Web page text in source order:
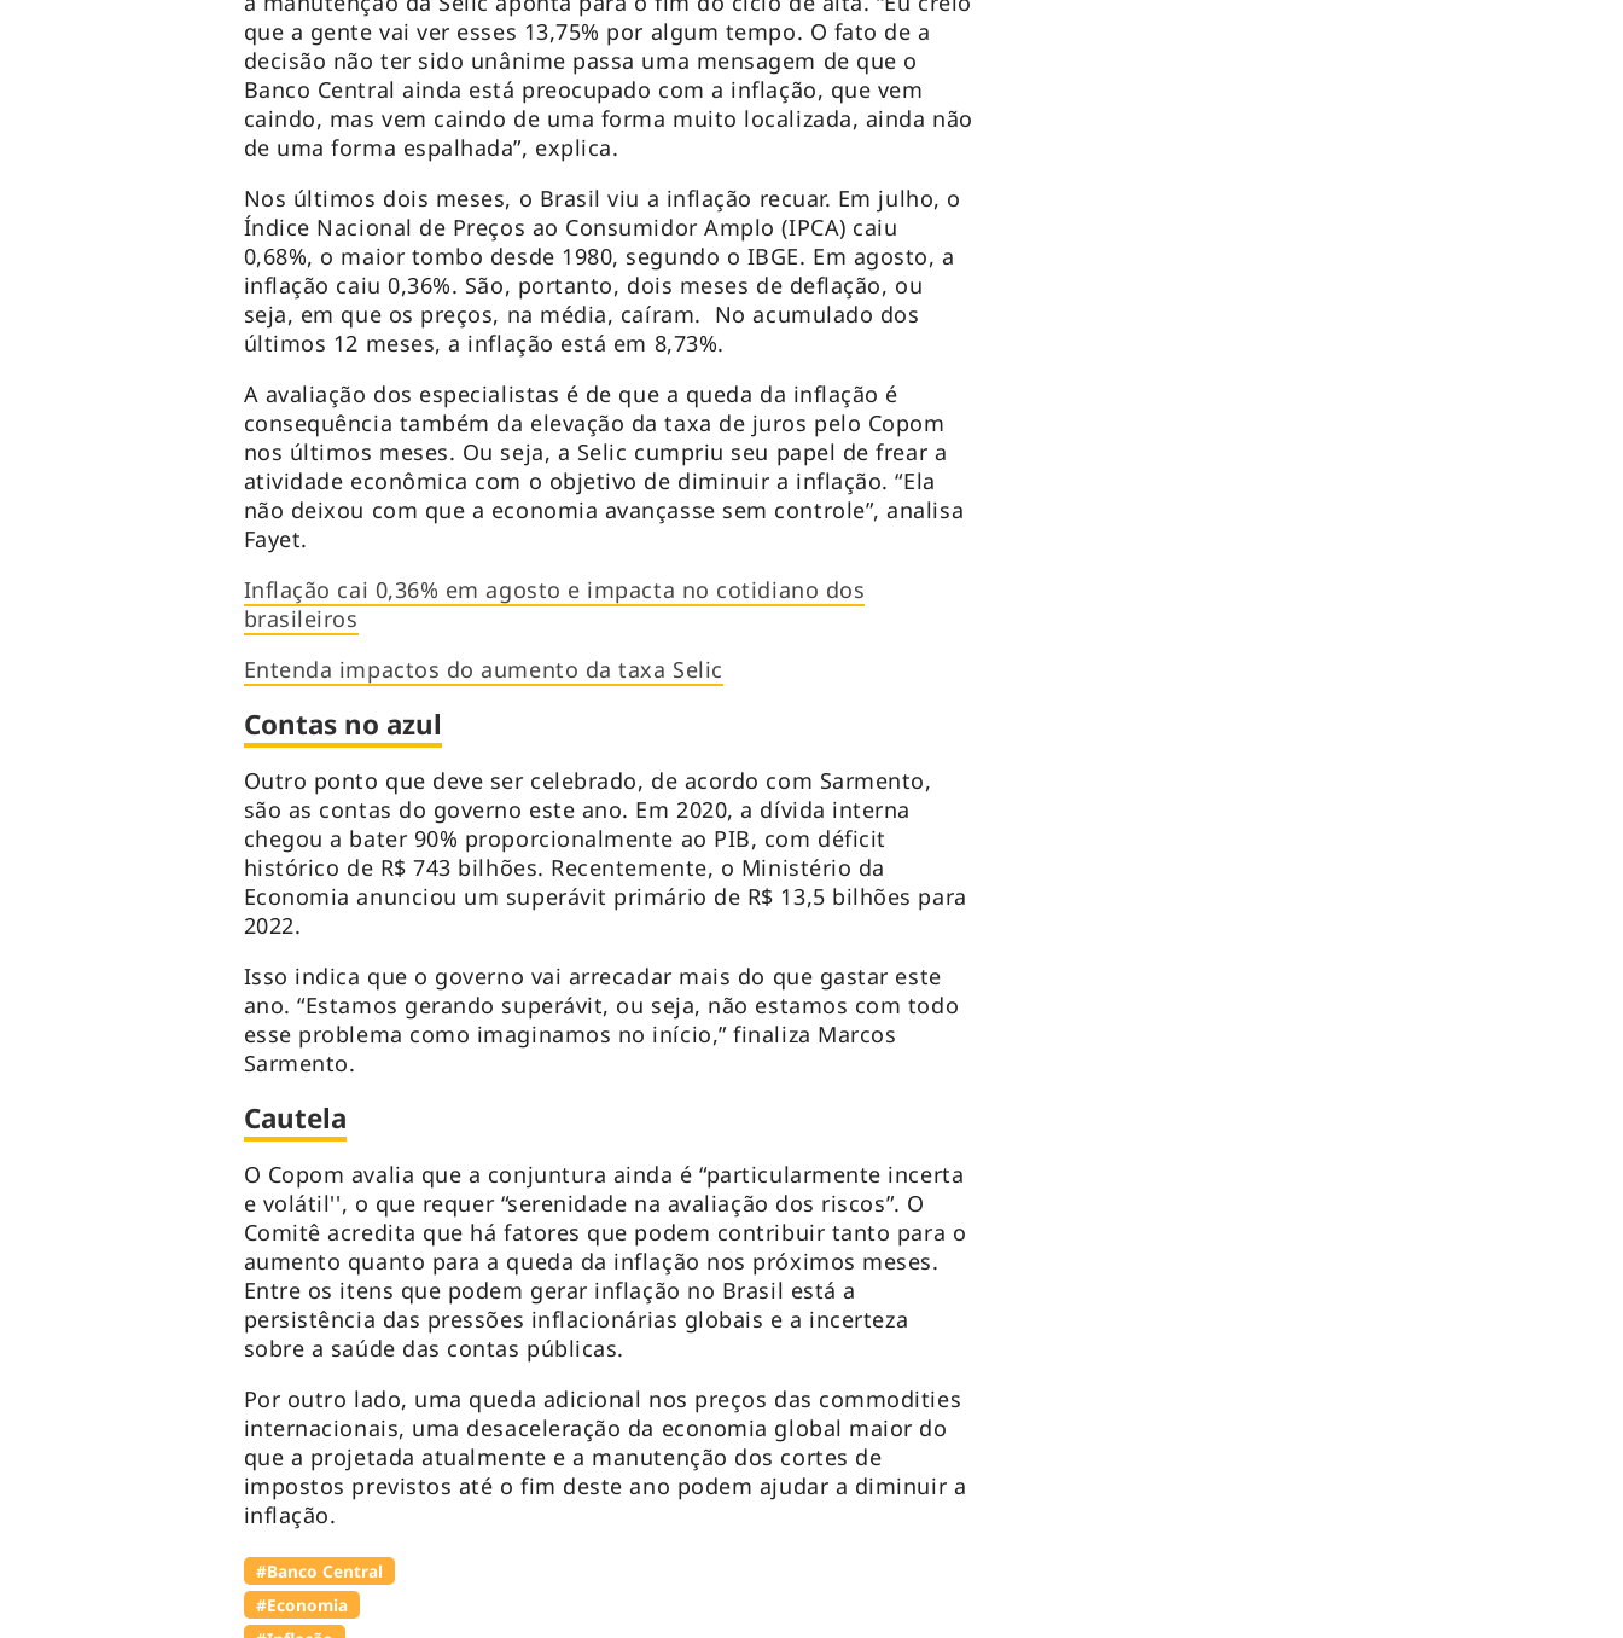
que a gente vai ver esses 13,75% por algum tempo. O fato de a
decisão não ter sido unânime passa uma mensagem de que o
Banco Central ainda está preocupado com a inflação, que vem
caindo, mas vem caindo de uma forma muito localizada, ainda não
de uma forma espalhada”, explica.
Nos últimos dois meses, o Brasil viu a inflação recuar. Em julho, o
Índice Nacional de Preços ao Consumidor Amplo (IPCA) caiu
0,68%, o maior tombo desde 1980, segundo o IBGE. Em agosto, a
inflação caiu 0,36%. São, portanto, dois meses de deflação, ou
seja, em que os preços, na média, caíram. No acumulado dos
últimos 12 meses, a inflação está em 8,73%.
A avaliação dos especialistas é de que a queda da inflação é
consequência também da elevação da taxa de juros pelo Copom
nos últimos meses. Ou seja, a Selic cumpriu seu papel de frear a
atividade econômica com o objetivo de diminuir a inflação. “Ela
não deixou com que a economia avançasse sem controle”, analisa
Fayet.
Inflação cai 0,36% em agosto e impacta no cotidiano dos
brasileiros
Entenda impactos do aumento da taxa Selic
Contas no azul
Outro ponto que deve ser celebrado, de acordo com Sarmento,
são as contas do governo este ano. Em 2020, a dívida interna
chegou a bater 90% proporcionalmente ao PIB, com déficit
histórico de R$ 743 bilhões. Recentemente, o Ministério da
Economia anunciou um superávit primário de R$ 13,5 bilhões para
2022.
Isso indica que o governo vai arrecadar mais do que gastar este
ano. “Estamos gerando superávit, ou seja, não estamos com todo
esse problema como imaginamos no início,” finaliza Marcos
Sarmento.
Cautela
O Copom avalia que a conjuntura ainda é “particularmente incerta
e volátil'', o que requer “serenidade na avaliação dos riscos”. O
Comitê acredita que há fatores que podem contribuir tanto para o
aumento quanto para a queda da inflação nos próximos meses.
Entre os itens que podem gerar inflação no Brasil está a
persistência das pressões inflacionárias globais e a incerteza
sobre a saúde das contas públicas.
Por outro lado, uma queda adicional nos preços das commodities
internacionais, uma desaceleração da economia global maior do
que a projetada atualmente e a manutenção dos cortes de
impostos previstos até o fim deste ano podem ajudar a diminuir a
inflação.
#Banco Central
#Economia